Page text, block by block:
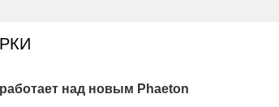
над новым Phaeton